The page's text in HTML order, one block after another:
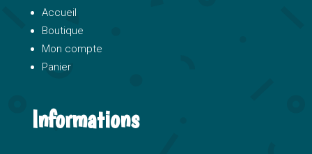
Accueil
Boutique
Mon compte
Panier
Informations